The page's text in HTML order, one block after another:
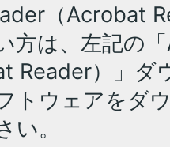
（Acrobat
方は、左記の
Reader）」ダ
トウェアをダ
い。